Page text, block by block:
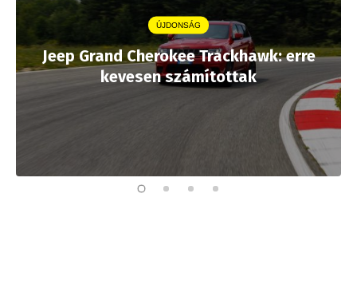
ÚJDONSÁG
Jeep Grand Cherokee Trackhawk: erre
kevesen számítottak